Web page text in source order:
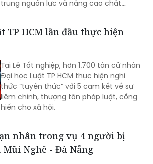
trung nguồn lực và nâng cao chất
TP HCM lần đầu thực hiện
Tại Lễ Tốt nghiệp, hơn 1.700 tân cử nhân
Đại học Luật TP HCM thực hiện nghi
thức “tuyên thức” với 5 cam kết về sự
liêm chính, thượng tôn pháp luật, cống
hiến cho xã hội.
nhân trong vụ 4 người bị
Nghê - Đà Nẵng